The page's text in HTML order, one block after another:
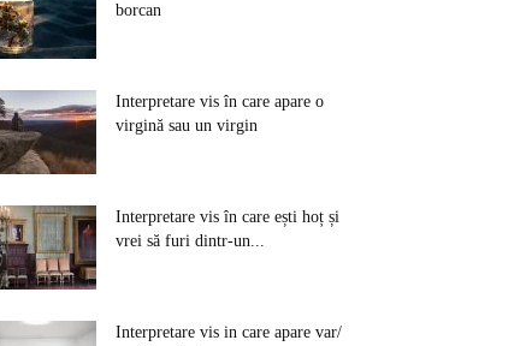
borcan
Interpretare vis în care apare o
virgină sau un virgin
Interpretare vis în care ești hoț și
vrei să furi dintr-un...
Interpretare vis in care apare var/